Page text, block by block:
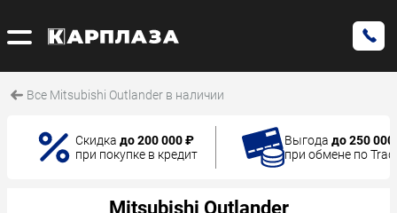
Все Mitsubishi Outlander в наличии
Скидка до 200 000 ₽
при покупке в кредит
Выгода до 250
при обмене по
Mitsubishi Outlander